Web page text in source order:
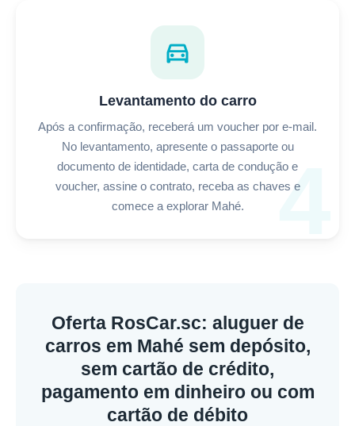
4
directions_car
Levantamento do carro
Após a confirmação, receberá um voucher por e-mail.
No levantamento, apresente o passaporte ou
documento de identidade, carta de condução e
voucher, assine o contrato, receba as chaves e
comece a explorar Mahé.
Oferta RosCar.sc: aluguer de
carros em Mahé sem depósito,
sem cartão de crédito,
pagamento em dinheiro ou com
cartão de débito